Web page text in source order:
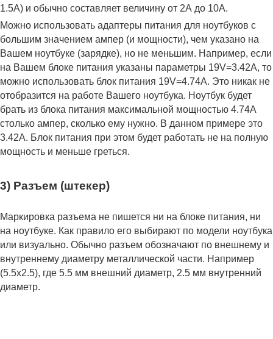
1.5A) и обычно составляет величину от 2А до 10A.
Можно использовать адаптеры питания для ноутбуков с
большим значением ампер (и мощности), чем указано на
Вашем ноутбуке (зарядке), но не меньшим. Например, если
на Вашем блоке питания указаны параметры 19V=3.42A, то
можно использовать блок питания 19V=4.74A. Это никак не
отобразится на работе Вашего ноутбука. Ноутбук будет
брать из блока питания максимальной мощностью 4.74А
столько ампер, сколько ему нужно. В данном примере это
3.42А. Блок питания при этом будет работать не на полную
мощность и меньше греться.
3) Разъем (штекер)
Маркировка разъема не пишется ни на блоке питания, ни
на ноутбуке. Как правило его выбирают по модели ноутбука
или визуально. Обычно разъем обозначают по внешнему и
внутреннему диаметру металлической части. Например
(5.5x2.5), где 5.5 мм внешний диаметр, 2.5 мм внутренний
диаметр.